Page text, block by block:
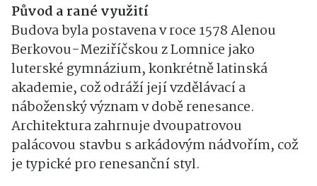
Původ a rané využití
Budova byla postavena v roce 1578 Alenou
Berkovou-Meziříčskou z Lomnice jako
luterské gymnázium, konkrétně latinská
akademie, což odráží její vzdělávací a
náboženský význam v době renesance.
Architektura zahrnuje dvoupatrovou
palácovou stavbu s arkádovým nádvořím, což
je typické pro renesanční styl.